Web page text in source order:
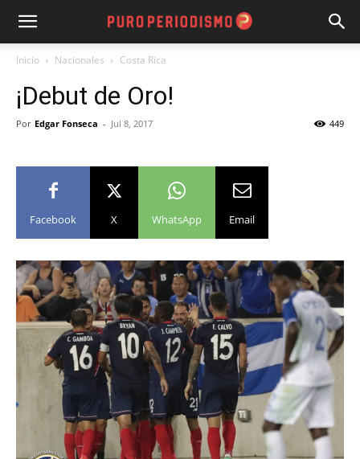
Inicio Nacionales Costa Rica
¡Debut de Oro!
Por Edgar Fonseca - Jul 8, 2017 449
Facebook X WhatsApp Email